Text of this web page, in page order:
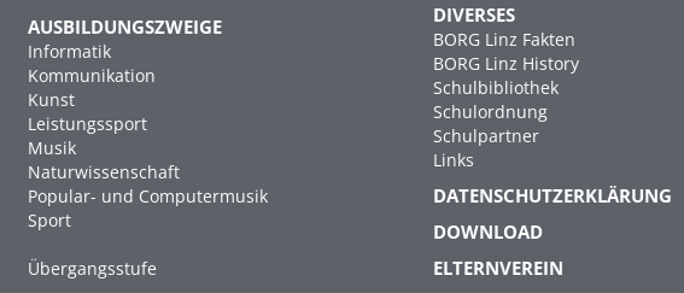
AUSBILDUNGSZWEIGE
Informatik
Kommunikation
Kunst
Leistungssport
Musik
Naturwissenschaft
Popular- und Computermusik
Sport
Übergangsstufe
DIVERSES
BORG Linz Fakten
BORG Linz History
Schulbibliothek
Schulordnung
Schulpartner
Links
DATENSCHUTZERKLÄRUNG
DOWNLOAD
ELTERNVEREIN